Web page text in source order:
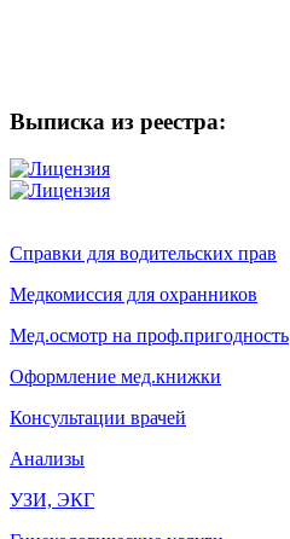
Выписка из реестра:
Справки для водительских прав
Медкомиссия для охранников
Мед.осмотр на проф.пригодность
Оформление мед.книжки
Консультации врачей
Анализы
УЗИ, ЭКГ